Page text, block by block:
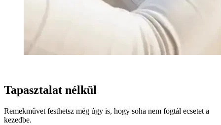
Tapasztalat nélkül
Remekművet festhetsz még úgy is, hogy soha nem fogtál ecsetet a
kezedbe.